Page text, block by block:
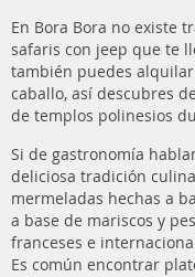
En Bora Bora no existe
safaris con jeep que te
también puedes
caballo, así descubres
de templos polinesios
Si de gastronomía
deliciosa tradición
mermeladas hechas a
a base de mariscos y
franceses e
Es común encontrar